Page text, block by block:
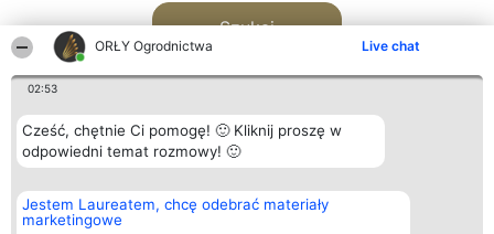
ORŁY Ogrodnictwa Live chat
02:53
Cześć, chętnie Ci pomogę! 🙂 Kliknij proszę w
odpowiedni temat rozmowy! 🙂
Jestem Laureatem, chcę odebrać materiały
marketingowe
Szukaj
Organizator plebiscytu
Bright Side Solutions sp. z o.
o. sp. k.
Plebiscyt
Laureaci
Kontakt
Kontakt